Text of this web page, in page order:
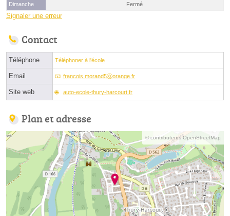
Dimanche
Fermé
Signaler une erreur
Contact
Téléphone Téléphoner à l'école
Email francois.morand5ⓐorange.fr
Site web auto-ecole-thury-harcourt.fr
Plan et adresse
© contributeurs OpenStreetMap